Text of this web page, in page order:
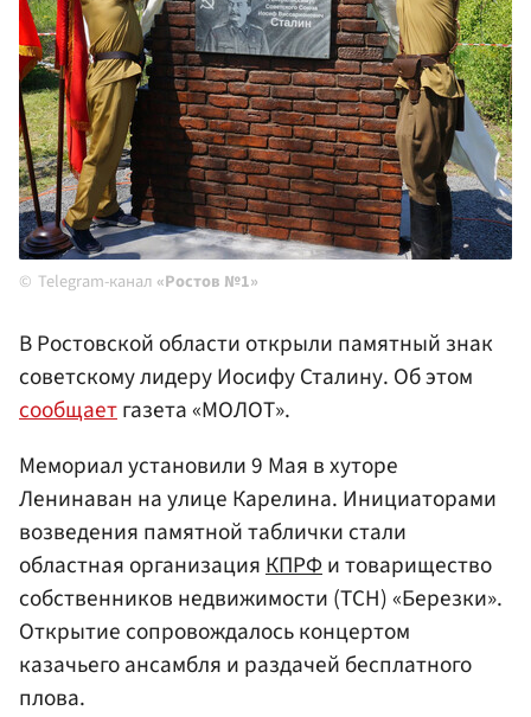
Telegram-канал «Ростов №1»
В Ростовской области открыли памятный знак
советскому лидеру Иосифу Сталину. Об этом
сообщаетгазета «МОЛОТ».
Мемориал установили 9 Мая в хуторе
Ленинаван на улице Карелина. Инициаторами
возведения памятной таблички стали
областная организацияКПРФи товарищество
собственников недвижимости (ТСН) «Березки».
Открытие сопровождалось концертом
казачьего ансамбля и раздачей бесплатного
плова.